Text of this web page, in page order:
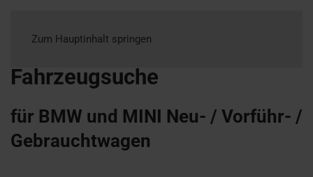
Zum Hauptinhalt springen
Fahrzeugsuche
für BMW und MINI Neu- / Vorführ- /
Gebrauchtwagen